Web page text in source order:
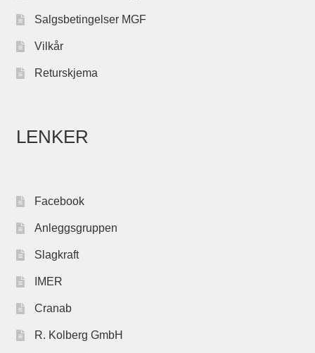
Salgsbetingelser MGF
Vilkår
Returskjema
LENKER
Facebook
Anleggsgruppen
Slagkraft
IMER
Cranab
R. Kolberg GmbH